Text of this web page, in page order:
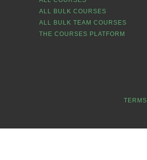
ALL BULK COURSES
ALL BULK TEAM COURSES
THE COURSES PLATFORM